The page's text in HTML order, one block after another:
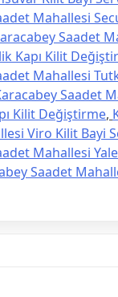
Mahallesi
Saadet
Kapı Kilit
Mahallesi
Saadet
Kilit Değiştirme,
Viro Kilit Bayi
Mahallesi
Saadet